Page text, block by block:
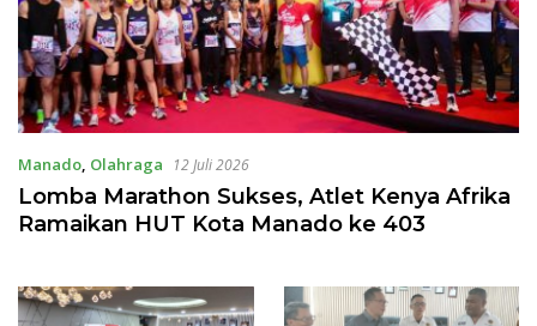
Manado, Olahraga 12 Juli 2026
Lomba Marathon Sukses, Atlet Kenya Afrika
Ramaikan HUT Kota Manado ke 403